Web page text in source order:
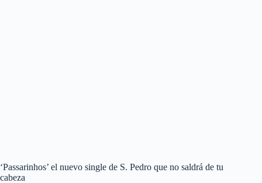
‘Passarinhos’ el nuevo single de S. Pedro que no saldrá de tu
cabeza